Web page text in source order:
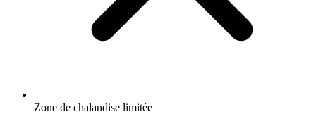
Zone de chalandise limitée